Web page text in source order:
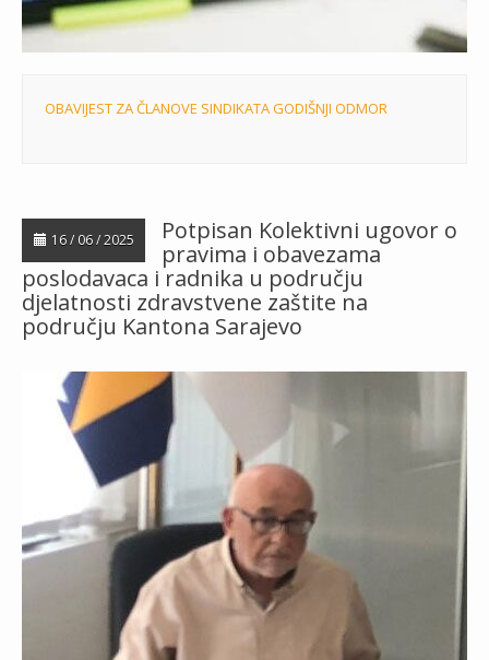
OBAVIJEST ZA ČLANOVE SINDIKATA GODIŠNJI ODMOR
16 / 06 / 2025
Potpisan Kolektivni ugovor o
pravima i obavezama
poslodavaca i radnika u području
djelatnosti zdravstvene zaštite na
području Kantona Sarajevo